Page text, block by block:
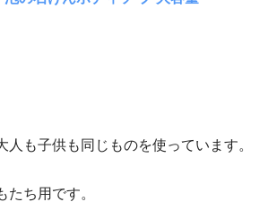
人も子供も同じものを使っています。
たち用です。